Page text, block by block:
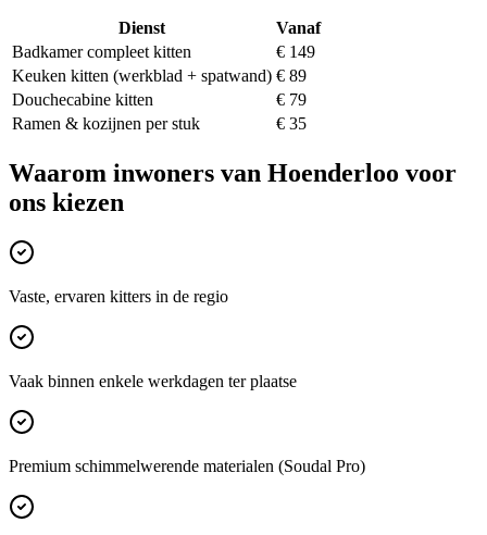
Dienst
Vanaf
Badkamer compleet kitten
€ 149
Keuken kitten (werkblad + spatwand) € 89
Douchecabine kitten
€ 79
Ramen & kozijnen per stuk
€ 35
Waarom inwoners van Hoenderloo voor
ons kiezen
Vaste, ervaren kitters in de regio
Vaak binnen enkele werkdagen ter plaatse
Premium schimmelwerende materialen (Soudal Pro)